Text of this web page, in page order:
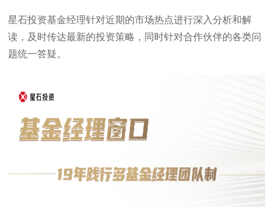
星石投资基金经理针对近期的市场热点进行深入分析和解
读，及时传达最新的投资策略，同时针对合作伙伴的各类问
题统一答疑。